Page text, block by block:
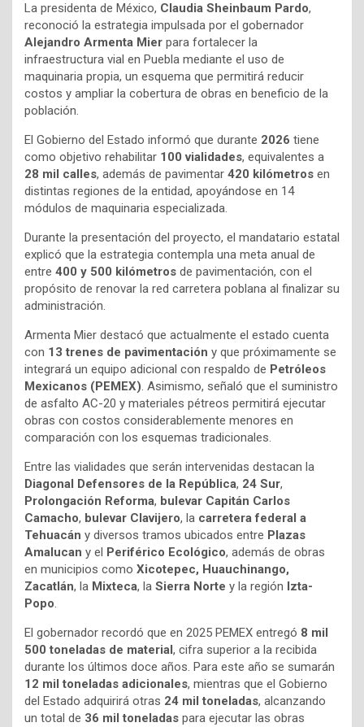
La presidenta de México, Claudia Sheinbaum Pardo,
reconoció la estrategia impulsada por el gobernador
Alejandro Armenta Mier para fortalecer la
infraestructura vial en Puebla mediante el uso de
maquinaria propia, un esquema que permitirá reducir
costos y ampliar la cobertura de obras en beneficio de la
población.
El Gobierno del Estado informó que durante 2026 tiene
como objetivo rehabilitar 100 vialidades, equivalentes a
28 mil calles, además de pavimentar 420 kilómetros en
distintas regiones de la entidad, apoyándose en 14
módulos de maquinaria especializada.
Durante la presentación del proyecto, el mandatario estatal
explicó que la estrategia contempla una meta anual de
entre 400 y 500 kilómetros de pavimentación, con el
propósito de renovar la red carretera poblana al finalizar su
administración.
Armenta Mier destacó que actualmente el estado cuenta
con 13 trenes de pavimentación y que próximamente se
integrará un equipo adicional con respaldo de Petróleos
Mexicanos (PEMEX). Asimismo, señaló que el suministro
de asfalto AC-20 y materiales pétreos permitirá ejecutar
obras con costos considerablemente menores en
comparación con los esquemas tradicionales.
Entre las vialidades que serán intervenidas destacan la
Diagonal Defensores de la República, 24 Sur,
Prolongación Reforma, bulevar Capitán Carlos
Camacho, bulevar Clavijero, la carretera federal a
Tehuacán y diversos tramos ubicados entre Plazas
Amalucan y el Periférico Ecológico, además de obras
en municipios como Xicotepec, Huauchinango,
Zacatlán, la Mixteca, la Sierra Norte y la región Izta-
Popo.
El gobernador recordó que en 2025 PEMEX entregó 8 mil
500 toneladas de material, cifra superior a la recibida
durante los últimos doce años. Para este año se sumarán
12 mil toneladas adicionales, mientras que el Gobierno
del Estado adquirirá otras 24 mil toneladas, alcanzando
un total de 36 mil toneladas para ejecutar las obras